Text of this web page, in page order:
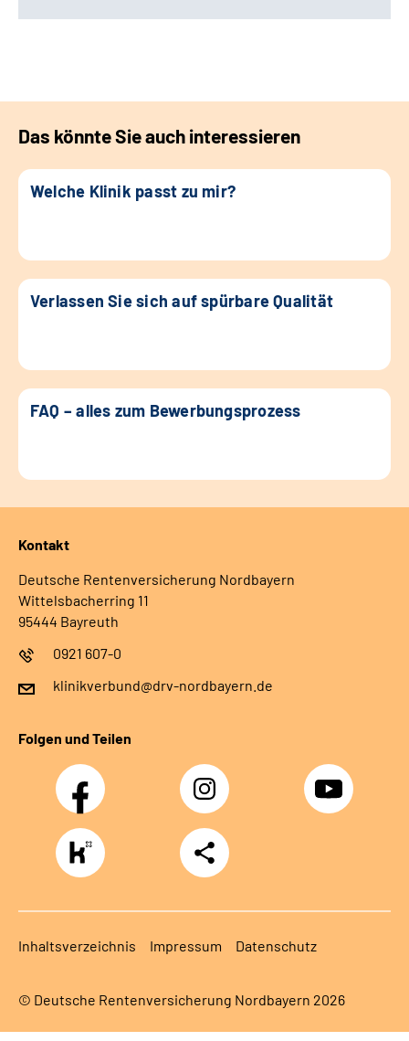
Das könnte Sie auch interessieren
Welche Klinik passt zu mir?
Verlassen Sie sich auf spürbare Qualität
FAQ – alles zum Bewerbungsprozess
Kontakt
Deutsche Rentenversicherung Nordbayern
Wittelsbacherring 11
95444 Bayreuth
0921 607-0
klinikverbund@drv-nordbayern.de
Folgen und Teilen
Facebook Instagram Youtube
https://www.kununu.com/de/deutsche-
rentenversicherung-
nordbayern6
Teilen
Inhaltsverzeichnis Impressum Datenschutz
© Deutsche Rentenversicherung Nordbayern 2026